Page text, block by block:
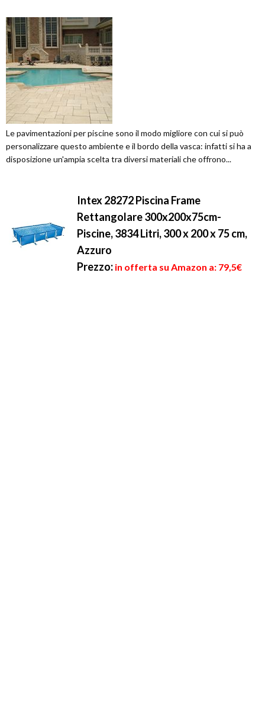
Le pavimentazioni per piscine sono il modo migliore con cui si può
personalizzare questo ambiente e il bordo della vasca: infatti si ha a
disposizione un'ampia scelta tra diversi materiali che offrono...
Intex 28272 Piscina Frame
Rettangolare 300x200x75cm-
Piscine, 3834 Litri, 300 x 200 x 75 cm,
Azzuro
Prezzo: in offerta su Amazon a: 79,5€